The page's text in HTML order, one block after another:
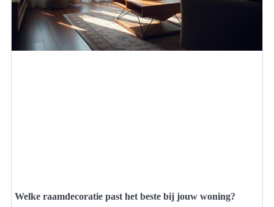
Welke raamdecoratie past het beste bij jouw woning?